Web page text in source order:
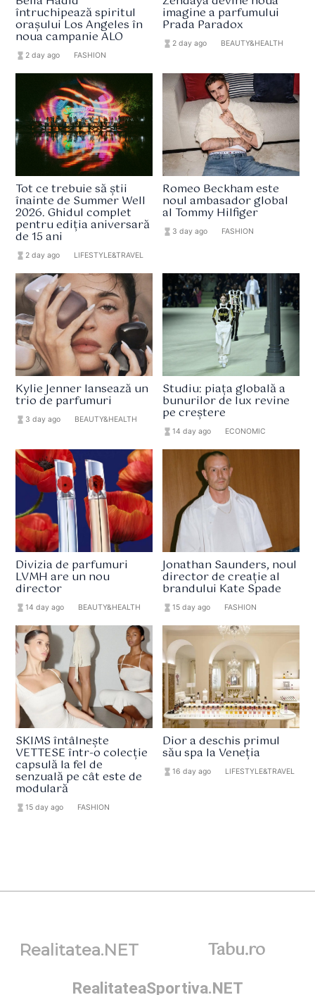
întruchipează spiritul
orașului Los Angeles în
noua campanie ALO
hourglass_full 2 day ago FASHION
imagine a parfumului
Prada Paradox
hourglass_full 2 day ago BEAUTY&HEALTH
Tot ce trebuie să știi
înainte de Summer Well
2026. Ghidul complet
pentru ediția aniversară
de 15 ani
hourglass_full 2 day ago LIFESTYLE&TRAVEL
Romeo Beckham este
noul ambasador global
al Tommy Hilfiger
hourglass_full 3 day ago FASHION
Kylie Jenner lansează un
trio de parfumuri
hourglass_full 3 day ago BEAUTY&HEALTH
Studiu: piața globală a
bunurilor de lux revine
pe creștere
hourglass_full 14 day ago ECONOMIC
Divizia de parfumuri
LVMH are un nou
director
hourglass_full14 day ago BEAUTY&HEALTH
Jonathan Saunders, noul
director de creație al
brandului Kate Spade
hourglass_full 15 day ago FASHION
SKIMS întâlnește
VETTESE într-o colecție
capsulă la fel de
senzuală pe cât este de
modulară
hourglass_full15 day ago FASHION
Dior a deschis primul
său spa la Veneția
hourglass_full 16 day ago LIFESTYLE&TRAVEL
Realitatea.NET Tabu.ro
RealitateaSportiva.NET